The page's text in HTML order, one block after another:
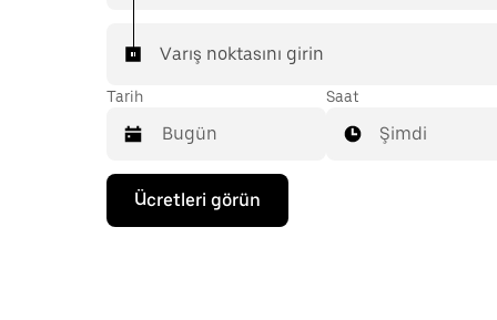
Varış noktasını girin
Tarih
Takvimle
etkileşime
geçmek
Saat
Şimdi
Ücretleri görün